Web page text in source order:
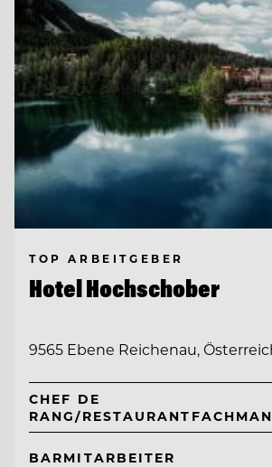
TOP ARBEITGEBER
Hotel Hochschober
9565 Ebene Reichenau,
CHEF DE
RANG/
BARMITARBEITER